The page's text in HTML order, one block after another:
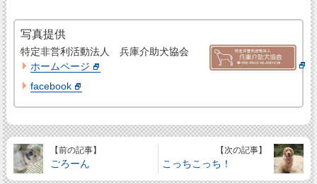
写真提供
特定非営利活動法人 兵庫介助犬協会
ホームページ
facebook
【前の記事】
ごろーん
【次の記事】
こっちこっち！